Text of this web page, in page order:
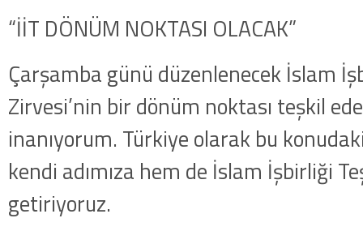
“İİT DÖNÜM NOKTASI OLACAK”
Çarşamba günü düzenlenecek İslam
Zirvesi’nin bir dönüm noktası teşkil
inanıyorum. Türkiye olarak bu
kendi adımıza hem de İslam İşbirliği
getiriyoruz.